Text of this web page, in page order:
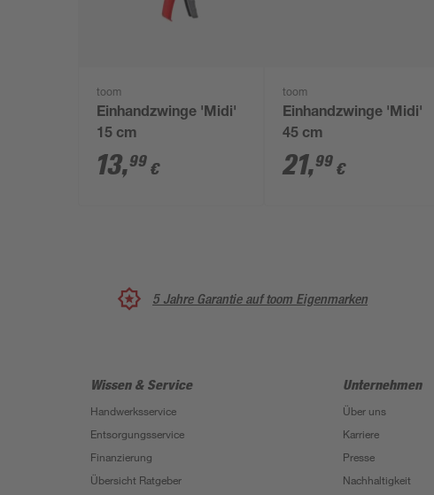
toom
Einhandzwinge 'Midi'
15 cm
13,99 €
toom
Einhandzwinge 'Midi'
45 cm
21,99 €
5 Jahre Garantie auf toom Eigenmarken
Wissen & Service
Handwerksservice
Entsorgungsservice
Finanzierung
Übersicht Ratgeber
Unternehmen
Über uns
Karriere
Presse
Nachhaltigkeit